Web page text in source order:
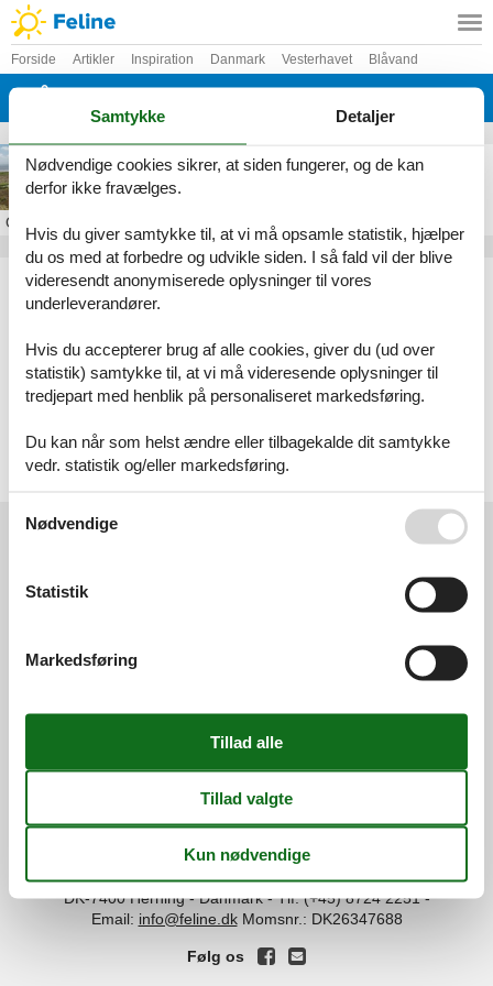
Forside Artikler Inspiration Danmark Vesterhavet Blåvand
Blåvandshuk
luksus sommerhus blåvandshuk
Om
Artikeltyper
Alle
Geografier
Alle
Vesterhavet
Blåvand
Din tryghed
©Feline Holidays-Feline Holidays A/S-Nygade 8B, 2.th -
DK-7400 Herning-Danmark -Tlf: (+45) 8724 2251-
Email: info@feline.dk Momsnr.: DK26347688
Følg os
Samtykke Detaljer
Nødvendige cookies sikrer, at siden fungerer, og de kan
derfor ikke fravælges.
Hvis du giver samtykke til, at vi må opsamle statistik, hjælper
du os med at forbedre og udvikle siden. I så fald vil der blive
videresendt anonymiserede oplysninger til vores
underleverandører.
Hvis du accepterer brug af alle cookies, giver du (ud over
statistik) samtykke til, at vi må videresende oplysninger til
tredjepart med henblik på personaliseret markedsføring.
Du kan når som helst ændre eller tilbagekalde dit samtykke
vedr. statistik og/eller markedsføring.
Nødvendige
Statistik
Markedsføring